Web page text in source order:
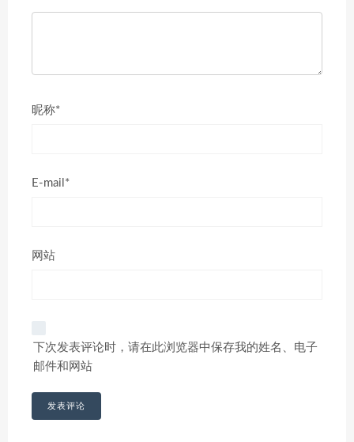
昵称*
E-mail*
网站
下次发表评论时，请在此浏览器中保存我的姓名、电子
邮件和网站